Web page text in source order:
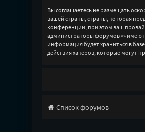
Вы соглашаетесь не размещать
вашей страны, страны, которая
конференции, при этом ваш
администраторы форумов «» имеют
информация будет храниться в
действия хакеров, которые могут
Список форумов